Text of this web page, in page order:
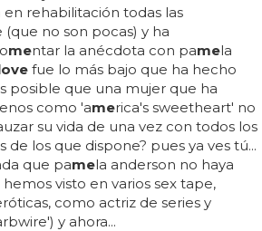
en rehabilitación todas las
no son pocas) y ha
mentar la anécdota con pamela
fue lo más bajo que ha hecho
posible que una mujer que ha
como 'america's sweetheart' no
su vida de una vez con todos los
los que dispone? pues ya ves tú...
que pamela anderson no haya
hemos visto en varios sex tape,
como actriz de series y
y ahora...